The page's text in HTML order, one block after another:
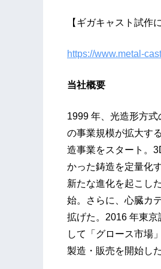
【ギガキャスト試作
https://www.metal-
当社概要
1999 年、光造形方
の事業規模が拡大す
造事業をスタート。
かった鋳造を定量化
新たな進化を起こし
始。さらに、心臓カ
拡げた。2016 年東
して「グロース市場
製造・販売を開始した